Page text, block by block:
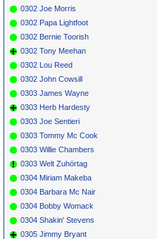
0302 Joe Morris
0302 Papa Lightfoot
0302 Bernie Toorish
0302 Tony Meehan
0302 Lou Reed
0302 John Cowsill
0303 James Wayne
0303 Herb Hardesty
0303 Joe Sentieri
0303 Tommy Mc Cook
0303 Willie Chambers
0303 Welt Zuhörtag
0304 Miriam Makeba
0304 Barbara Mc Nair
0304 Bobby Womack
0304 Shakin' Stevens
0305 Jimmy Bryant